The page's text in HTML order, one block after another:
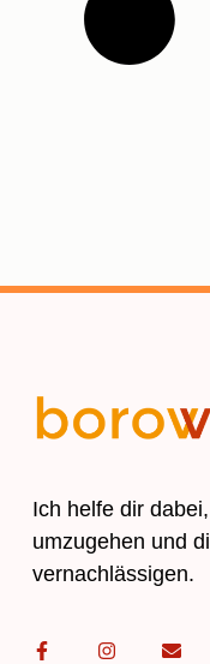
Ich helfe dir
umzugehen und
vernachlässigen.